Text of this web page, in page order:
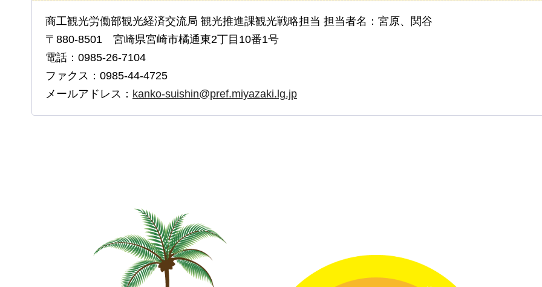
商工観光労働部観光経済交流局 観光推進課観光戦略担当 担当者名：宮原、関谷
〒880-8501 宮崎県宮崎市橘通東2丁目10番1号
電話：0985-26-7104
ファクス：0985-44-4725
メールアドレス： kanko-suishin@pref.miyazaki.lg.jp